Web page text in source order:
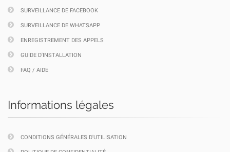
SURVEILLANCE DE FACEBOOK
SURVEILLANCE DE WHATSAPP
ENREGISTREMENT DES APPELS
GUIDE D'INSTALLATION
FAQ / AIDE
Informations légales
CONDITIONS GÉNÉRALES D'UTILISATION